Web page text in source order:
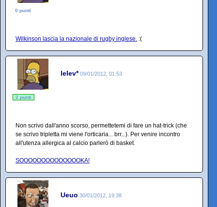
0 punti
Wilkinson lascia la nazionale di rugby inglese. :(
lelev* 09/01/2012, 01:53
2 punti
Non scrivo dall'anno scorso, permettetemi di fare un hat-trick (che
se scrivo tripletta mi viene l'orticaria... brr...). Per venire incontro
all'utenza allergica al calcio parlerò di basket.
SOOOOOOOOOOOOOOKA!
Ueuo 30/01/2012, 19:38